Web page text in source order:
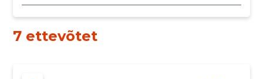
7 ettevõtet